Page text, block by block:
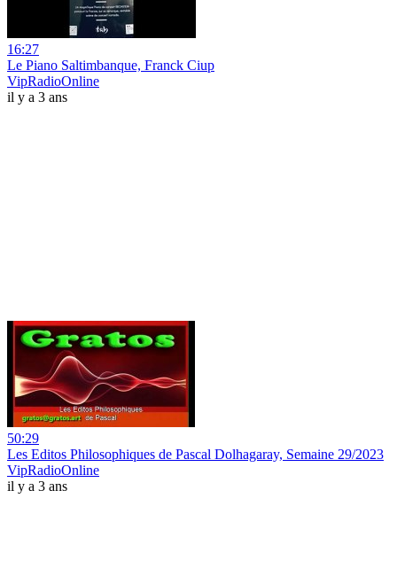
16:27
Le Piano Saltimbanque, Franck Ciup
VipRadioOnline
il y a 3 ans
50:29
Les Editos Philosophiques de Pascal Dolhagaray, Semaine 29/2023
VipRadioOnline
il y a 3 ans